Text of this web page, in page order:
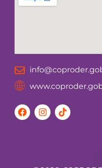
F
a
I
n
T
i